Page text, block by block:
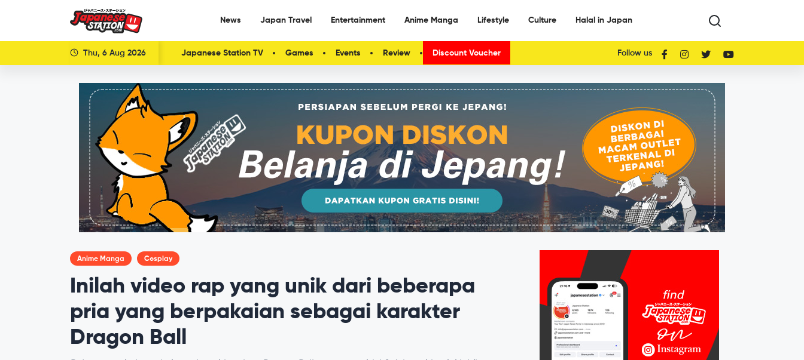
News Japan Travel Entertainment Anime Manga Lifestyle Culture Halal in Japan
Thu, 6 Aug 2026 Japanese Station TV Games Events Review Discount Voucher Follow us
Anime Manga Cosplay
Inilah video rap yang unik dari beberapa
pria yang berpakaian sebagai karakter
Dragon Ball